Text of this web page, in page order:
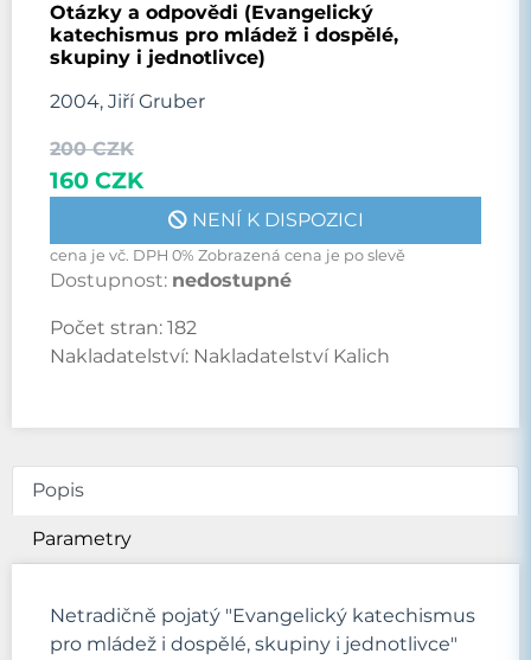
Otázky a odpovědi (Evangelický
katechismus pro mládež i dospělé,
skupiny i jednotlivce)
2004, Jiří Gruber
200 CZK
160 CZK
NENÍ K DISPOZICI
cena je vč. DPH 0% Zobrazená cena je po slevě
Dostupnost: nedostupné
Počet stran: 182
Nakladatelství: Nakladatelství Kalich
Popis
Parametry
Netradičně pojatý "Evangelický katechismus
pro mládež i dospělé, skupiny i jednotlivce"